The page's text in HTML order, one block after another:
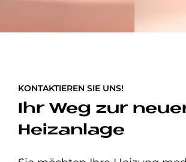
KONTAKTIEREN SIE UNS!
Ihr Weg zur
Heizanlage